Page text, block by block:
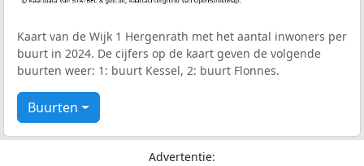
Kaart van de Wijk 1 Hergenrath met het aantal inwoners per
buurt in 2024. De cijfers op de kaart geven de volgende
buurten weer: 1: buurt Kessel, 2: buurt Flonnes.
Buurten
Advertentie: